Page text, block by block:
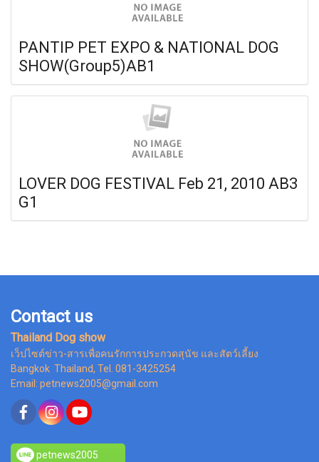
PANTIP PET EXPO & NATIONAL DOG
SHOW(Group5)AB1
LOVER DOG FESTIVAL Feb 21, 2010 AB3
G1
Contact us
Thailand Dog show
เว็ปไซต์ข่าว-สารเพื่อคนรักการประกวดสุนัข และสัตว์เลี้ยง
Bangkok Thailand, Tel. 081-3425254
Email: petnews2005@gmail.com
petnews2005